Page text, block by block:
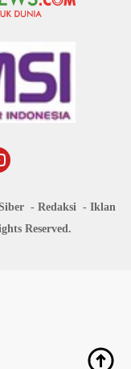
Redaksi
Iklan
Reserved.